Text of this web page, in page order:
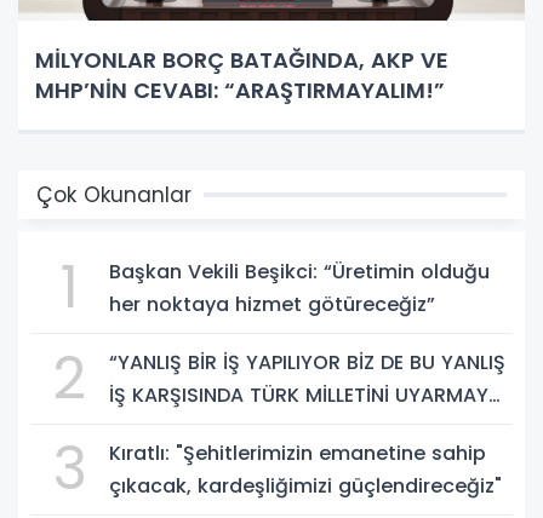
MİLYONLAR BORÇ BATAĞINDA, AKP VE
MHP’NİN CEVABI: “ARAŞTIRMAYALIM!”
Çok Okunanlar
1
Başkan Vekili Beşikci: “Üretimin olduğu
her noktaya hizmet götüreceğiz”
2
“YANLIŞ BİR İŞ YAPILIYOR BİZ DE BU YANLIŞ
İŞ KARŞISINDA TÜRK MİLLETİNİ UYARMAYA
3
Kıratlı: "Şehitlerimizin emanetine sahip
çıkacak, kardeşliğimizi güçlendireceğiz"